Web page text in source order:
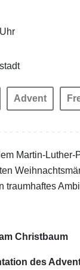
Advent
Martin-
traumhaftes
Christbaum
des